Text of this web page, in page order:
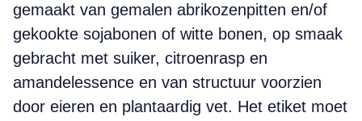
gemaakt van gemalen abrikozenpitten en/of
gekookte sojabonen of witte bonen, op smaak
gebracht met suiker, citroenrasp en
amandelessence en van structuur voorzien
door eieren en plantaardig vet. Het etiket moet